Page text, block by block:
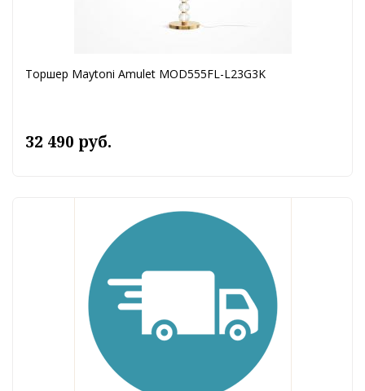
Торшер Maytoni Amulet MOD555FL-L23G3K
32 490 руб.